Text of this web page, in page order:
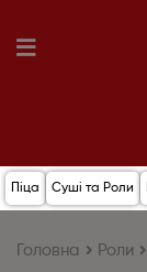
Піца Суші та Роли
Головна Роли